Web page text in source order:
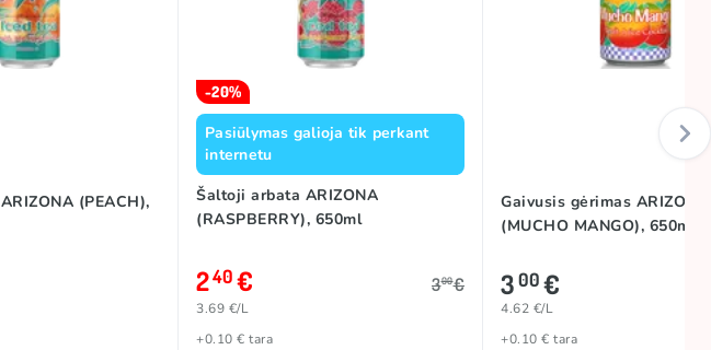
(PEACH),
-20%
Pasiūlymas galioja tik perkant
internetu
Šaltoji arbata ARIZONA
(RASPBERRY), 650ml
240€ 300€
3.69 €/L
+0.10 € tara
Gaivusis gėrimas ARIZONA
(MUCHO MANGO), 650ml
300€
4.62 €/L
+0.10 € tara